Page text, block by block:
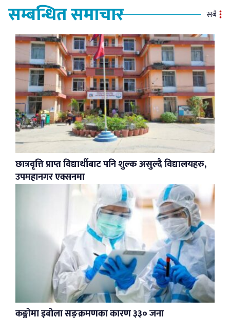
सम्बन्धित समाचार सबै
छात्रवृत्ति प्राप्त विद्यार्थीबाट पनि शुल्क असुल्दै विद्यालयहरु,
उपमहानगर एक्सनमा
कङ्गोमा इबोला सङ्क्रमणका कारण ३३० जना